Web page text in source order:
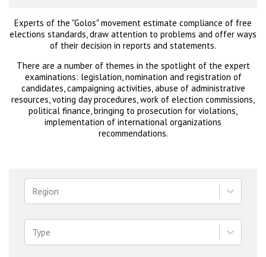
Experts of the "Golos" movement estimate compliance of free
elections standards, draw attention to problems and offer ways
of their decision in reports and statements.
There are a number of themes in the spotlight of the expert
examinations: legislation, nomination and registration of
candidates, campaigning activities, abuse of administrative
resources, voting day procedures, work of election commissions,
political finance, bringing to prosecution for violations,
implementation of international organizations
recommendations.
Region
Type